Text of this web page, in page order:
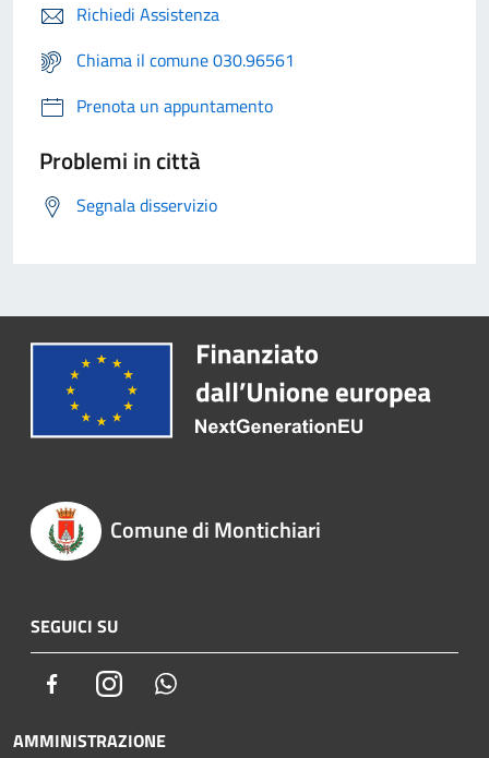
Richiedi Assistenza
Chiama il comune 030.96561
Prenota un appuntamento
Problemi in città
Segnala disservizio
Comune di Montichiari
SEGUICI SU
FacebookInstagram
AMMINISTRAZIONE